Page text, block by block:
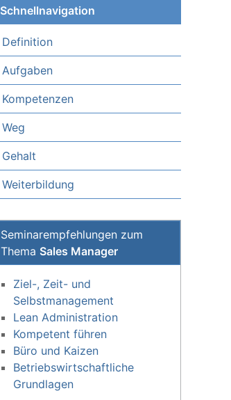
Schnellnavigation
Definition
Aufgaben
Kompetenzen
Weg
Gehalt
Weiterbildung
Seminarempfehlungen zum
Thema Sales Manager
Ziel-, Zeit- und
Selbstmanagement
Lean Administration
Kompetent führen
Büro und Kaizen
Betriebswirtschaftliche
Grundlagen